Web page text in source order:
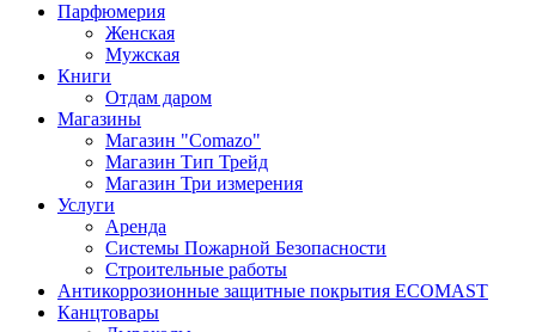
Парфюмерия
Женская
Мужская
Книги
Отдам даром
Магазины
Магазин "Comazo"
Магазин Тип Трейд
Магазин Три измерения
Услуги
Аренда
Системы Пожарной Безопасности
Строительные работы
Антикоррозионные защитные покрытия ECOMAST
Канцтовары